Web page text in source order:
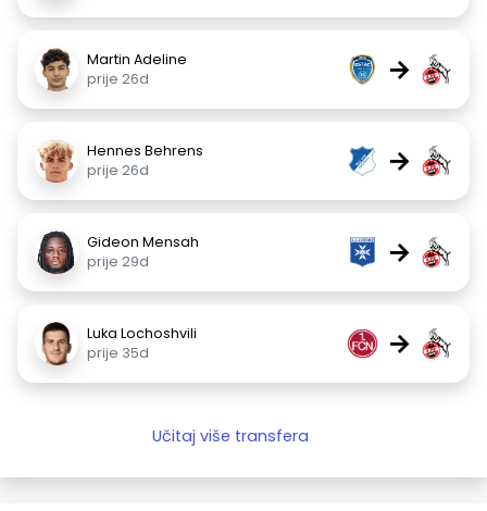
Martin Adeline
prije 26d
→
Hennes Behrens
prije 26d
→
Gideon Mensah
prije 29d
→
Luka Lochoshvili
prije 35d
→
Učitaj više transfera